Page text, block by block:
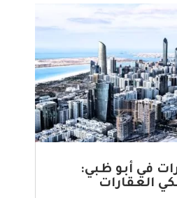
في أبو ظبي:
العقارات